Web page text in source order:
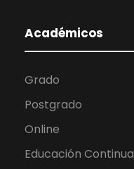
Académicos
Grado
Postgrado
Online
Educación Continua